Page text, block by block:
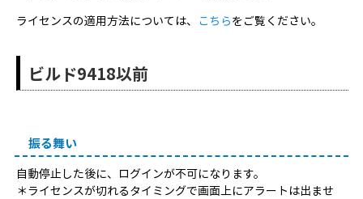
ライセンスの適用方法については、 こちらをご覧ください。
ビルド9418以前
振る舞い
自動停止した後に、ログインが不可になります。
＊ライセンスが切れるタイミングで画面上にアラートは出ませ